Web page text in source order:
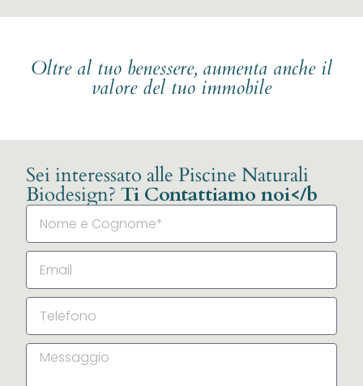
Oltre al tuo benessere, aumenta anche il
valore del tuo immobile
Sei interessato alle Piscine Naturali
Biodesign? Ti Contattiamo noi</b